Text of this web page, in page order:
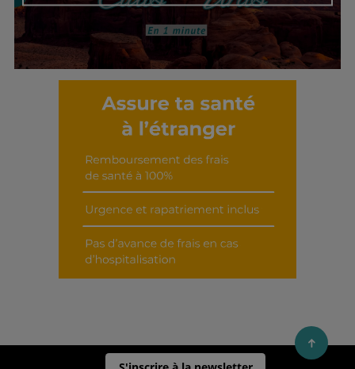
Découvrir cet interview